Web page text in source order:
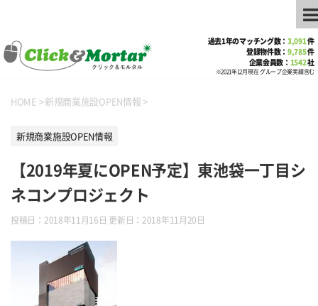
過去1年のマッチング数：3,091件
登録物件数：9,785件
企業会員数： 1542社
※2021年12月現在 グループ企業実績含む
HOME >新規商業施設OPEN情報 >
新規商業施設OPEN情報
【2019年夏にOPEN予定】東池袋一丁目シ
ネコンプロジェクト
投稿日：2018年11月16日 更新日： 2018年11月20日